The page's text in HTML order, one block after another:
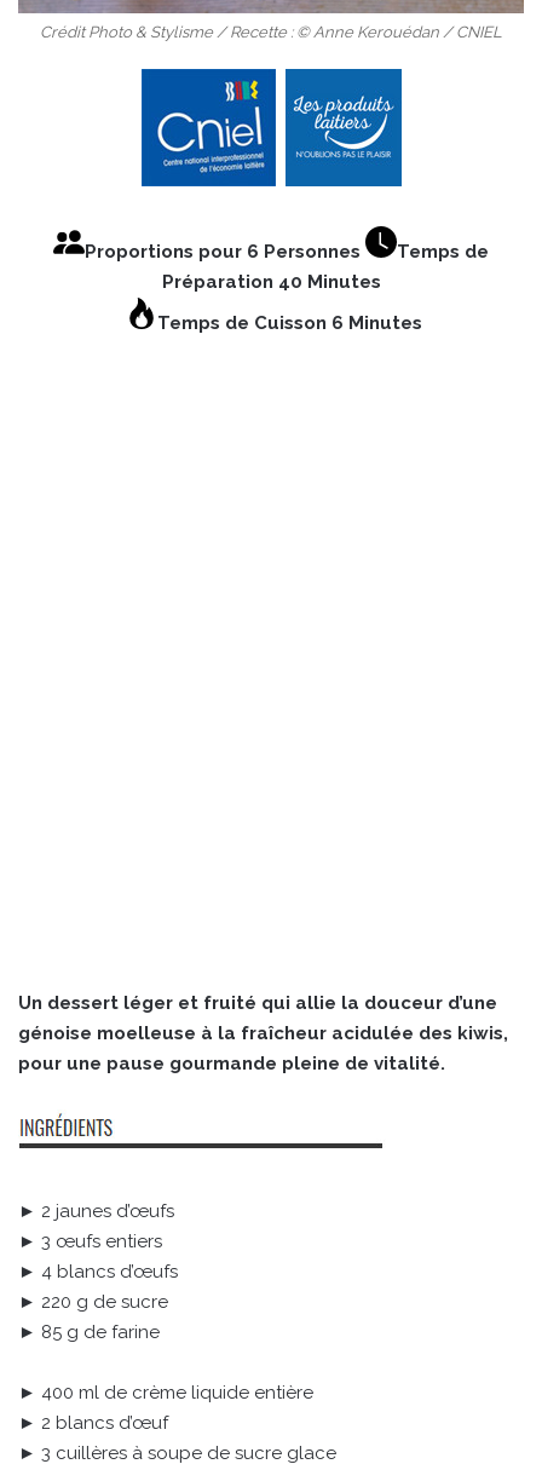
Crédit Photo & Stylisme / Recette : © Anne Kerouédan / CNIEL
Proportions pour 6 Personnes
Temps de
Préparation 40 Minutes
Temps de Cuisson 6 Minutes
Un dessert léger et fruité qui allie la douceur d’une
génoise moelleuse à la fraîcheur acidulée des kiwis,
pour une pause gourmande pleine de vitalité.
► 2 jaunes d’œufs
► 3 œufs entiers
► 4 blancs d’œufs
► 220 g de sucre
► 85 g de farine
► 400 ml de crème liquide entière
► 2 blancs d’œuf
► 3 cuillères à soupe de sucre glace